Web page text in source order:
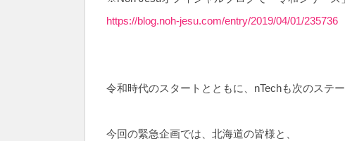
https://blog.noh-jesu.com/entry/2019/04/01/235736
令和時代のスタートとともに、nTechも次のステー
今回の緊急企画では、北海道の皆様と、